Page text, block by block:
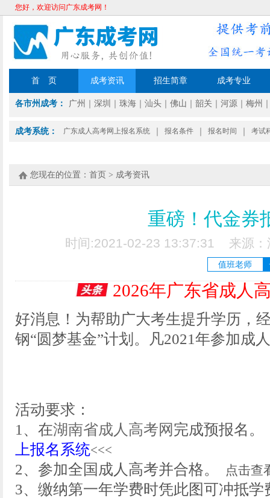
您好，欢迎访问广东成考网！
首 页 成考资讯 招生简章 成考专业
各市州成考： 广州 深圳 珠海 汕头 佛山 韶关 河源 梅州
成考系统： 广东成人高考网上报名系统 报名条件 报名时间 考试
您现在的位置： 首页 > 成考资讯
重磅！代金券
时间:2021-02-23 13:37:31 来源
值班老师
2026年广东省成人
好消息！为帮助广大考生提升学历，
钢“圆梦基金”计划。凡2021年参加成
活动要求：
1、在湖南省成人高考网 完成预报名
上报名系统<<<
2、参加全国成人高考并合格。 点击查
3、缴纳第一年学费时凭此图可冲抵学